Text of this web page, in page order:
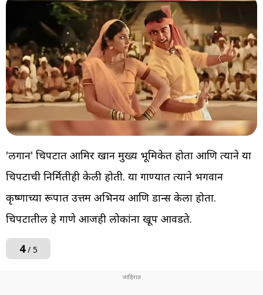
'लगान' चित्रपटात आमिर खान मुख्य भूमिकेत होता आणि त्याने या
चित्रपटाची निर्मितीही केली होती. या गाण्यात त्याने भगवान
कृष्णाच्या रूपात उत्तम अभिनय आणि डान्स केला होता.
चित्रपटातील हे गाणे आजही लोकांना खूप आवडते.
4/ 5